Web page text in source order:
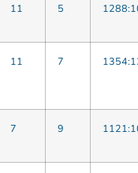
11 5
11 7
7 9